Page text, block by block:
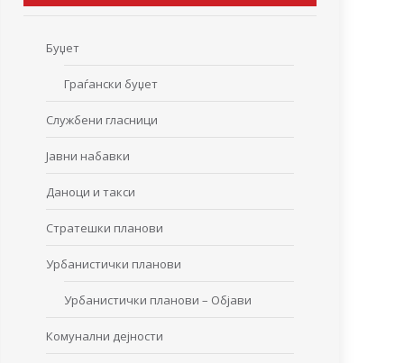
Буџет
Граѓански буџет
Службени гласници
Јавни набавки
Даноци и такси
Стратешки планови
Урбанистички планови
Урбанистички планови – Објави
Комунални дејности